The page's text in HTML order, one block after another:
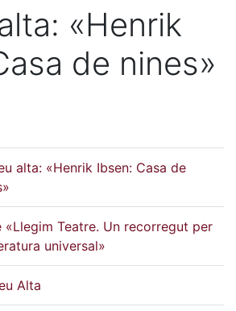
«Henrik
de nines»
alta: «Henrik Ibsen: Casa de
«Llegim Teatre. Un recorregut per
universal»
Alta